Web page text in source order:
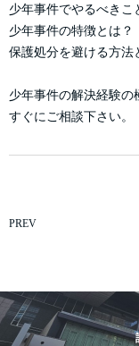
少年事件でやるべきこ
少年事件の特徴とは？
保護処分を避ける方法
少年事件の解決経験の
すぐにご相談下さい。
PREV